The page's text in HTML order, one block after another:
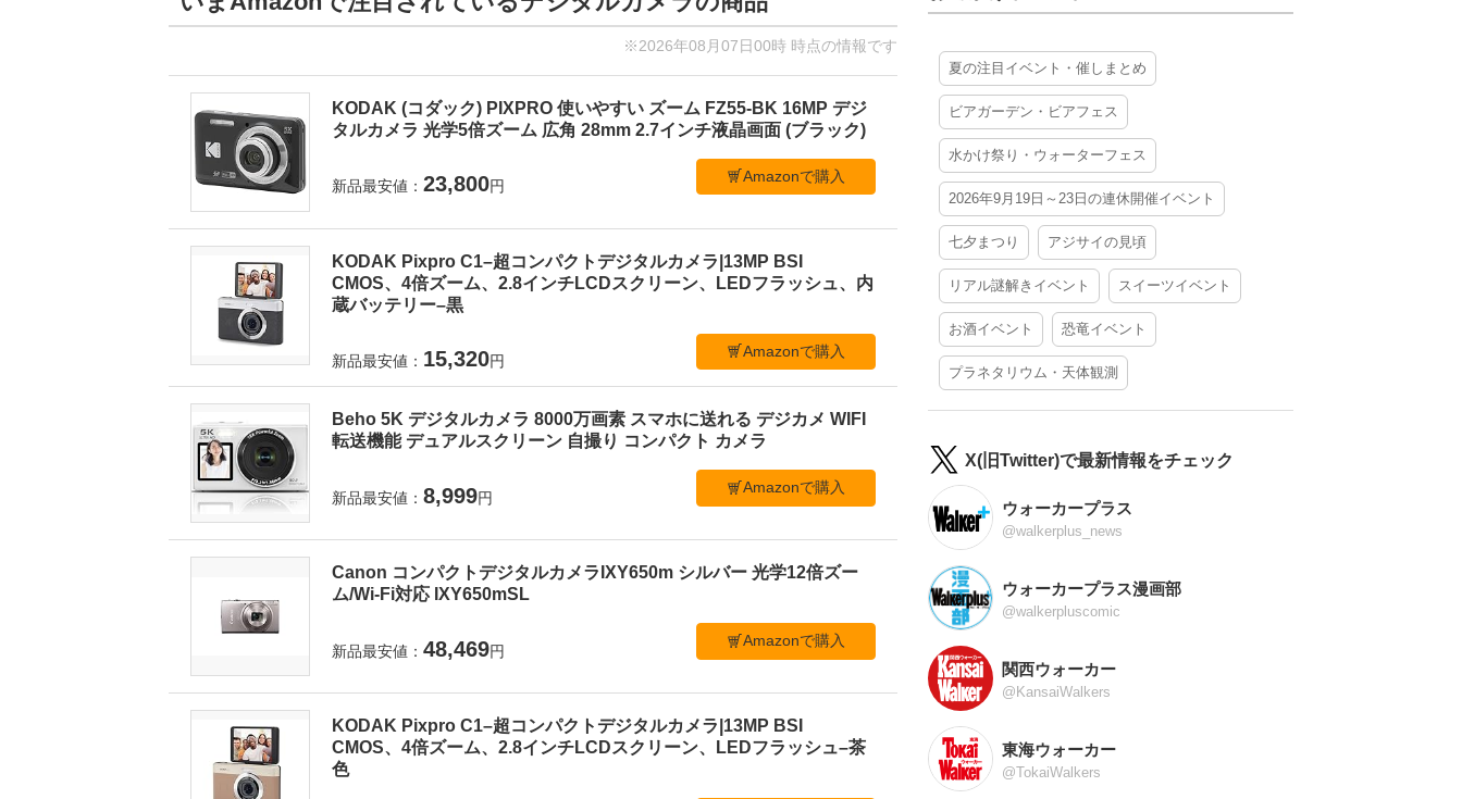
※2026年08月07日00時 時点の情報です
KODAK (コダック) PIXPRO 使いやすい ズーム FZ55-BK 16MP デジ
タルカメラ 光学5倍ズーム 広角 28mm 2.7インチ液晶画面 (ブラック)
新品最安値： 23,800円
Amazonで購入
KODAK Pixpro C1–超コンパクトデジタルカメラ|13MP BSI
CMOS、4倍ズーム、2.8インチLCDスクリーン、LEDフラッシュ、内
蔵バッテリー–黒
新品最安値： 15,320円
Amazonで購入
Beho 5K デジタルカメラ 8000万画素 スマホに送れる デジカメ WIFI
転送機能 デュアルスクリーン 自撮り コンパクト カメラ
新品最安値： 8,999円
Amazonで購入
Canon コンパクトデジタルカメラIXY650m シルバー 光学12倍ズー
ム/Wi-Fi対応 IXY650mSL
新品最安値： 48,469円
Amazonで購入
KODAK Pixpro C1–超コンパクトデジタルカメラ|13MP BSI
CMOS、4倍ズーム、2.8インチLCDスクリーン、LEDフラッシュ–茶
色
夏の注目イベント・催しまとめ
ビアガーデン・ビアフェス
水かけ祭り・ウォーターフェス
2026年9月19日～23日の連休開催イベント
七夕まつり アジサイの見頃
リアル謎解きイベント スイーツイベント
お酒イベント 恐竜イベント
プラネタリウム・天体観測
X(旧Twitter)で最新情報をチェック
ウォーカープラス
@walkerplus_news
ウォーカープラス漫画部
@walkerpluscomic
関西ウォーカー
@KansaiWalkers
東海ウォーカー
@TokaiWalkers